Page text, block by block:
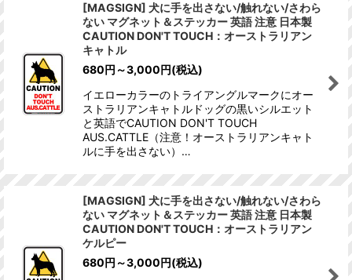
[MAGSIGN] 犬に手を出さない/触れない/さわら
ない マグネット＆ステッカー 英語 注意 日本製
CAUTION DON'T TOUCH：オーストラリアン
キャトル
680円 ～3,000円(税込)
イエローカラーのトライアングルマークにオー
ストラリアンキャトルドッグの黒いシルエット
と英語でCAUTION DON'T TOUCH
AUS.CATTLE（注意！オーストラリアンキャト
ルに手を出さない）…
[MAGSIGN] 犬に手を出さない/触れない/さわら
ない マグネット＆ステッカー 英語 注意 日本製
CAUTION DON'T TOUCH：オーストラリアン
ケルピー
680円 ～3,000円(税込)